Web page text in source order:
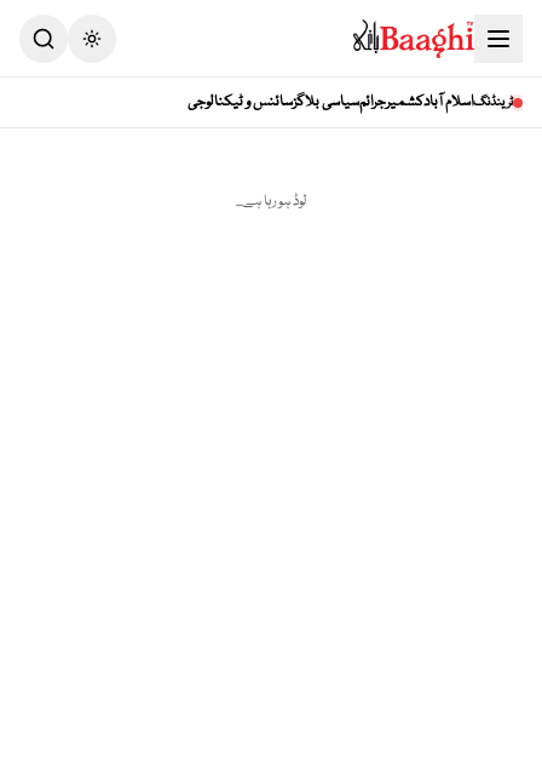
Toggle theme
ٹرینڈنگاسلام آبادکشمیرجرائمسیاسی بلاگزسائنس و ٹیکنالوجی
لوڈ ہو رہا ہے...